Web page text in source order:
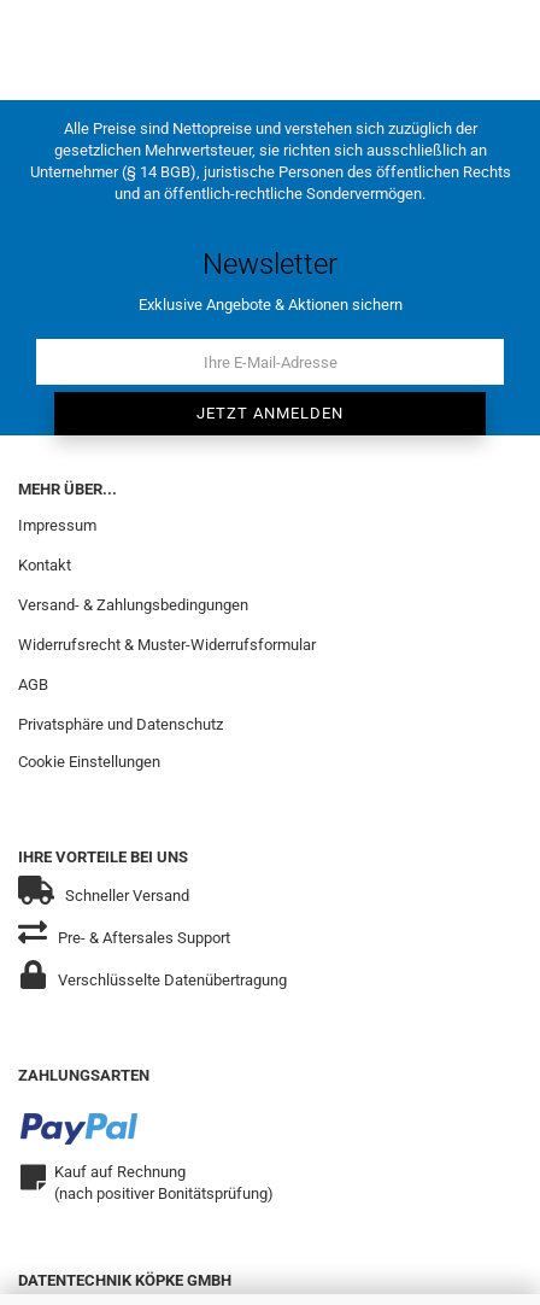
Alle Preise sind Nettopreise und verstehen sich zuzüglich der
gesetzlichen Mehrwertsteuer, sie richten sich ausschließlich an
Unternehmer (§ 14 BGB), juristische Personen des öffentlichen Rechts
und an öffentlich-rechtliche Sondervermögen.
Newsletter
Exklusive Angebote & Aktionen sichern
MEHR ÜBER...
Impressum
Kontakt
Versand- & Zahlungsbedingungen
Widerrufsrecht & Muster-Widerrufsformular
AGB
Privatsphäre und Datenschutz
Cookie Einstellungen
IHRE VORTEILE BEI UNS
Schneller Versand
Pre- & Aftersales Support
Verschlüsselte Datenübertragung
ZAHLUNGSARTEN
Kauf auf Rechnung
(nach positiver Bonitätsprüfung)
DATENTECHNIK KÖPKE GMBH